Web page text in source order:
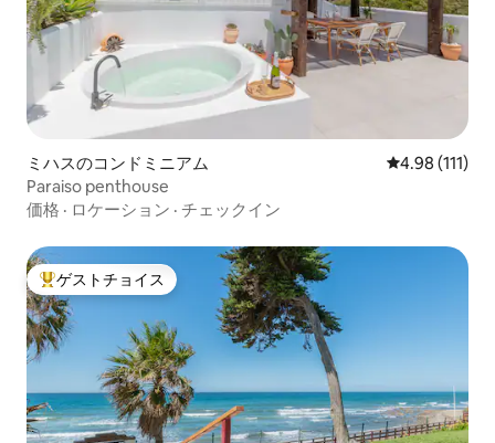
ミハスのコンドミニアム レビュー111
4.98 (111)
Paraiso penthouse
価格 · ロケーション · チェックイン
大好評のゲストチョイスです。
ゲストチョイス